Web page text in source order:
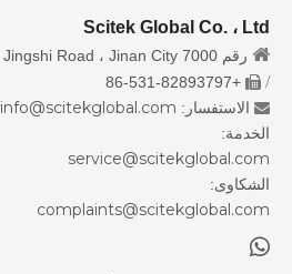
Scitek Global Co. ، Ltd
 رقم 7000 Jingshi Road ، Jinan City ، مقاطعة شاندونغ ، الصين
/

+86-531-82893797
 الاستفسار: info@scitekglobal.com
الخدمة:
service@scitekglobal.com
الشكاوى:
complaints@scitekglobal.com
